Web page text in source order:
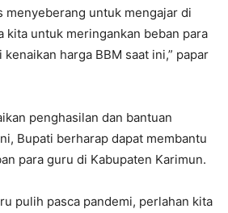
untuk mengajar di
kita untuk meringankan beban para
harga BBM saat ini,” papar
penghasilan dan bantuan
Bupati berharap dapat membantu
para guru di Kabupaten Karimun.
pulih pasca pandemi, perlahan kita